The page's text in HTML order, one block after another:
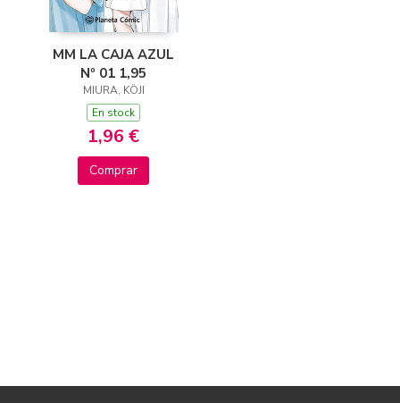
MM LA CAJA AZUL
Nº 01 1,95
MIURA, KÖJI
En stock
1,96 €
Comprar